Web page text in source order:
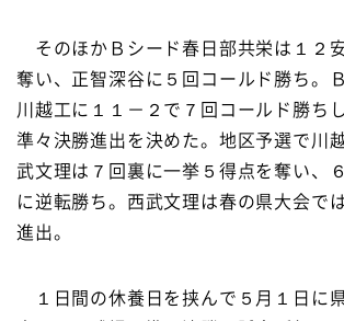
そのほかＢシード春日部共栄は１２
奪い、正智深谷に５回コールド勝ち。
川越工に１１－２で７回コールド勝ち
準々決勝進出を決めた。地区予選で川
武文理は７回裏に一挙５得点を奪い、
に逆転勝ち。西武文理は春の県大会で
進出。
１日間の休養日を挟んで５月１日に